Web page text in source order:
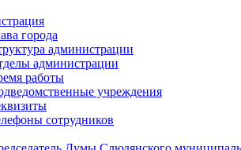
города
администрации
администрации
работы
учреждения
сотрудников